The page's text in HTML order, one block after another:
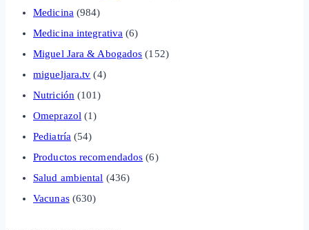
Medicina (984)
Medicina integrativa (6)
Miguel Jara & Abogados (152)
migueljara.tv (4)
Nutrición (101)
Omeprazol (1)
Pediatría (54)
Productos recomendados (6)
Salud ambiental (436)
Vacunas(630)